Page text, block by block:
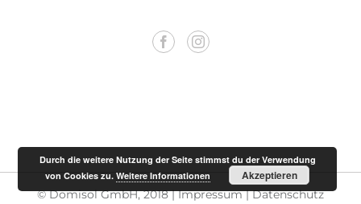
© Domisol GmbH, 2018 |Impressum|Datenschutz
Durch die weitere Nutzung der Seite stimmst du der Verwendung
von Cookies zu.Weitere Informationen Akzeptieren